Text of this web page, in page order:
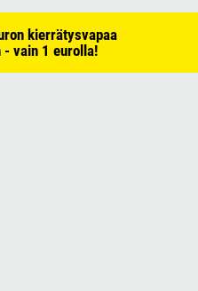
kierrätysvapaa
vain 1 eurolla!